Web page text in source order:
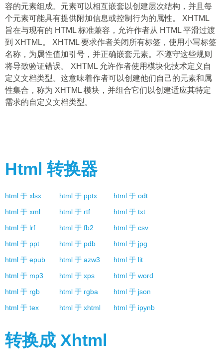
容的元素组成。元素可以相互嵌套以创建层次结构，并且每
个元素可能具有提供附加信息或控制行为的属性。 XHTML
旨在与现有的 HTML 标准兼容，允许作者从 HTML 平滑过渡
到 XHTML。 XHTML 要求作者关闭所有标签，使用小写标签
名称，为属性值加引号，并正确嵌套元素。不遵守这些规则
将导致验证错误。 XHTML 允许作者使用模块化技术定义自
定义文档类型。这意味着作者可以创建他们自己的元素和属
性集合，称为 XHTML 模块，并组合它们以创建适应其特定
需求的自定义文档类型。
Html 转换器
html 于 xlsx html 于 pptx html 于 odt
html 于 xml html 于 rtf html 于 txt
html 于 lrf html 于 fb2 html 于 csv
html 于 ppt html 于 pdb html 于 jpg
html 于 epub html 于 azw3 html 于 lit
html 于 mp3 html 于 xps html 于 word
html 于 rgb html 于 rgba html 于 json
html 于 tex html 于 xhtml html 于 ipynb
转换成 Xhtml